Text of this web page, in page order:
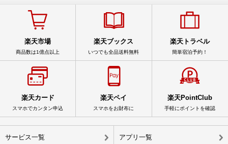
楽天市場
商品数は1億点以上
楽天ブックス
いつでも全品送料無料
楽天トラベル
簡単宿泊予約！
楽天カード
スマホでカンタン申込
楽天ペイ
スマホをお財布に
楽天PointClub
手軽にポイントを確認
サービス一覧 アプリ一覧